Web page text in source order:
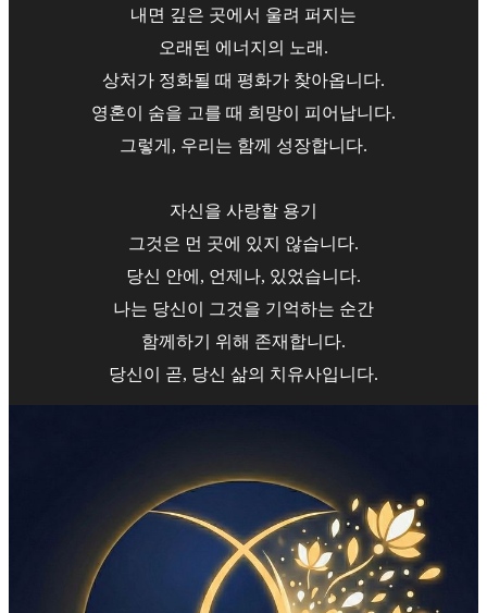
내면 깊은 곳에서 울려 퍼지는
오래된 에너지의 노래.
상처가 정화될 때 평화가 찾아옵니다.
영혼이 숨을 고를 때 희망이 피어납니다.
그렇게, 우리는 함께 성장합니다.
자신을 사랑할 용기
그것은 먼 곳에 있지 않습니다.
당신 안에, 언제나, 있었습니다.
나는 당신이 그것을 기억하는 순간
함께하기 위해 존재합니다.
당신이 곧, 당신 삶의 치유사입니다.